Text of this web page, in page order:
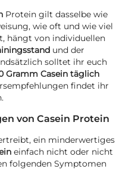
Protein gilt dasselbe wie
wie oft und wie viel
hängt von individuellen
und der
solltet ihr euch
Gramm Casein täglich
findet ihr
von Casein Protein
ein minderwertiges
einfach nicht oder nicht
folgenden Symptomen